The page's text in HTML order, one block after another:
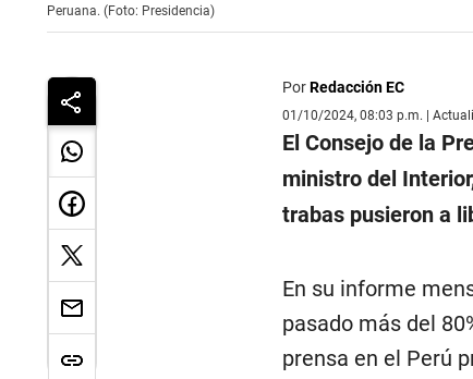
Peruana. (Foto: Presidencia)
PorRedacción EC
01/10/2024, 08:03 p.m. |
El Consejo de la
ministro del
trabas pusieron a
En su informe
pasado más del
prensa en el Perú